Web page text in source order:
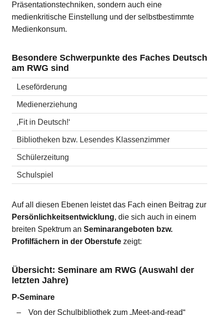
Präsentationstechniken, sondern auch eine
medienkritische Einstellung und der selbstbestimmte
Medienkonsum.
Besondere Schwerpunkte des Faches Deutsch
am RWG sind
Leseförderung
Medienerziehung
‚Fit in Deutsch!‘
Bibliotheken bzw. Lesendes Klassenzimmer
Schülerzeitung
Schulspiel
Auf all diesen Ebenen leistet das Fach einen Beitrag zur
Persönlichkeitsentwicklung, die sich auch in einem
breiten Spektrum an Seminarangeboten bzw.
Profilfächern in der Oberstufezeigt:
Übersicht: Seminare am RWG (Auswahl der
letzten Jahre)
P-Seminare
Von der Schulbibliothek zum „Meet-and-read“